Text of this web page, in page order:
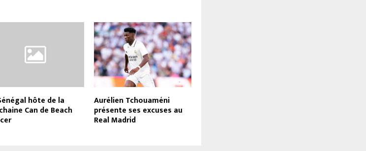
hôte de la
Can de Beach
Aurélien Tchouaméni
présente ses excuses au
Real Madrid